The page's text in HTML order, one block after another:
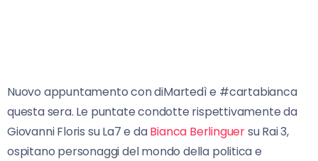
Nuovo appuntamento con diMartedì e #cartabianca
questa sera. Le puntate condotte rispettivamente da
Giovanni Floris su La7 e daBianca Berlinguersu Rai 3,
ospitano personaggi del mondo della politica e